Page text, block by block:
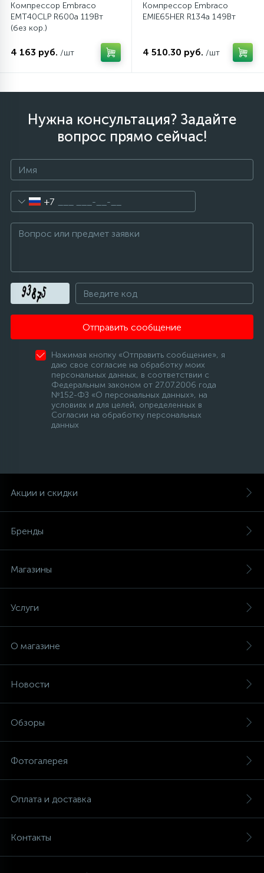
Компрессор Embraco
EMT40CLP R600a 119Вт
(без кор.)
4 163 руб. /шт
Компрессор Embraco
EMIE65HER R134a 149Вт
4 510.30 руб. /шт
Нужна консультация? Задайте
вопрос прямо сейчас!
+7
Отправить сообщение
Нажимая кнопку «Отправить сообщение», я
даю свое согласие на обработку моих
персональных данных, в соответствии с
Федеральным законом от 27.07.2006 года
№152-ФЗ «О персональных данных», на
условиях и для целей, определенных в
Согласии на обработку персональных
данных
Акции и скидки
Бренды
Магазины
Услуги
О магазине
Новости
Обзоры
Фотогалерея
Оплата и доставка
Контакты